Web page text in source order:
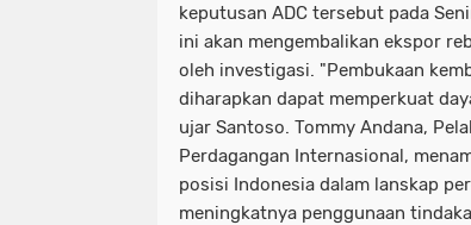
keputusan ADC tersebut pada
ini akan mengembalikan ekspor
oleh investigasi. "Pembukaan
diharapkan dapat memperkuat
ujar Santoso. Tommy Andana,
Perdagangan Internasional,
posisi Indonesia dalam lanskap
meningkatnya penggunaan